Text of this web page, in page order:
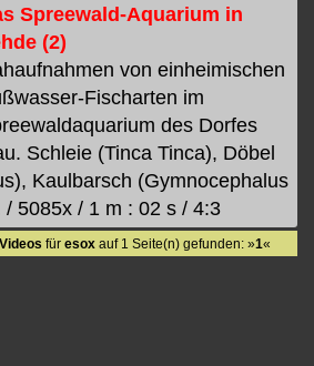
Spreewald-Aquarium in
(2)
von einheimischen
Fischarten im
des Dorfes
Schleie (Tinca Tinca), Döbel
Kaulbarsch (Gymnocephalus
5085x / 1 m : 02 s / 4:3
füresox auf 1 Seite(n) gefunden: »1«